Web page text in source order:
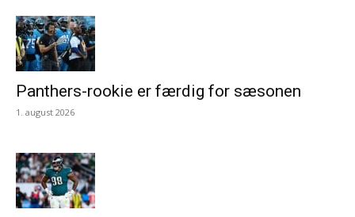
Panthers-rookie er færdig for sæsonen
1. august 2026